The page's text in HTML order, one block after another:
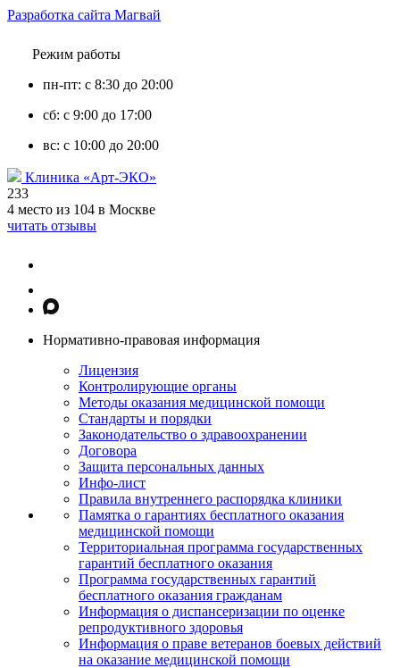
Разработка сайта Магвай
Режим работы
пн-пт: с 8:30 до 20:00
сб: с 9:00 до 17:00
вс: с 10:00 до 20:00
Клиника «Арт-ЭКО»
233
4 место из 104 в Москве
читать отзывы
Нормативно-правовая информация
Лицензия
Контролирующие органы
Методы оказания медицинской помощи
Стандарты и порядки
Законодательство о здравоохранении
Договора
Защита персональных данных
Инфо-лист
Правила внутреннего распорядка клиники
Памятка о гарантиях бесплатного оказания
медицинской помощи
Территориальная программа государственных
гарантий бесплатного оказания
Программа государственных гарантий
бесплатного оказания гражданам
Информация о диспансеризации по оценке
репродуктивного здоровья
Информация о праве ветеранов боевых действий
на оказание медицинской помощи